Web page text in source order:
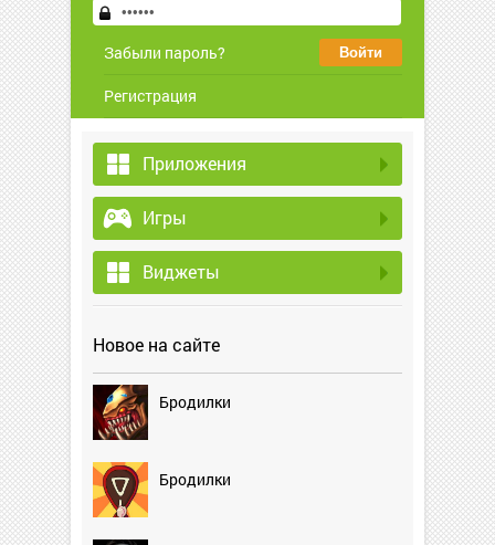
Забыли пароль?
Регистрация
Приложения
Игры
Виджеты
Новое на сайте
Бродилки
Бродилки